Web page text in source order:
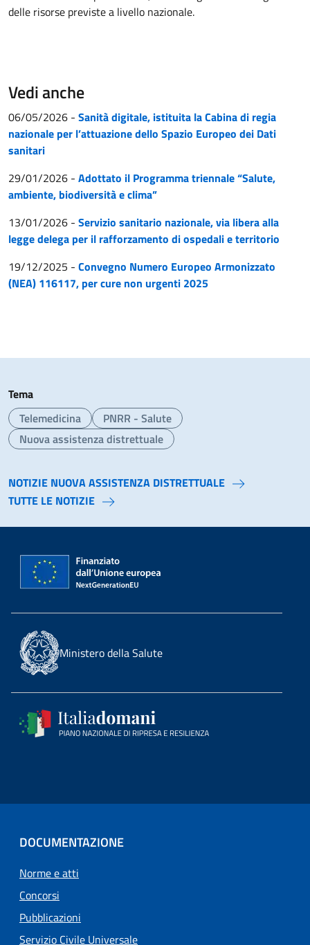
delle risorse previste a livello nazionale.
Vedi anche
06/05/2026 - Sanità digitale, istituita la Cabina di regia
nazionale per l’attuazione dello Spazio Europeo dei Dati
sanitari
29/01/2026 - Adottato il Programma triennale “Salute,
ambiente, biodiversità e clima”
13/01/2026 - Servizio sanitario nazionale, via libera alla
legge delega per il rafforzamento di ospedali e territorio
19/12/2025 - Convegno Numero Europeo Armonizzato
(NEA) 116117, per cure non urgenti 2025
Tema
Telemedicina
PNRR - Salute
Nuova assistenza distrettuale
NOTIZIE NUOVA ASSISTENZA DISTRETTUALE
TUTTE LE NOTIZIE
Ministero della Salute
DOCUMENTAZIONE
Norme e atti
Concorsi
Pubblicazioni
Servizio Civile Universale